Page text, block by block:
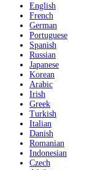
English
French
German
Portuguese
Spanish
Russian
Japanese
Korean
Arabic
Irish
Greek
Turkish
Italian
Danish
Romanian
Indonesian
Czech